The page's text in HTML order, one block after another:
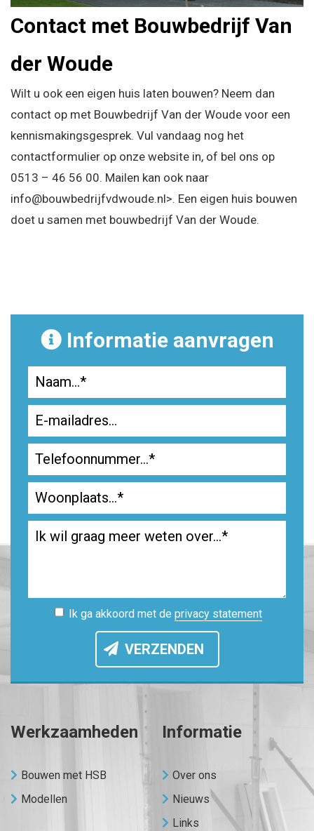
Contact met Bouwbedrijf Van
der Woude
Wilt u ook een eigen huis laten bouwen? Neem dan
contact op met Bouwbedrijf Van der Woude voor een
kennismakingsgesprek. Vul vandaag nog het
contactformulier op onze website in, of bel ons op
0513 – 46 56 00. Mailen kan ook naar
info@bouwbedrijfvdwoude.nl>. Een eigen huis bouwen
doet u samen met bouwbedrijf Van der Woude.
Informatie aanvragen
Ik ga akkoord met de privacy statement
VERZENDEN
Werkzaamheden
Bouwen met HSB
Modellen
Informatie
Over ons
Nieuws
Links